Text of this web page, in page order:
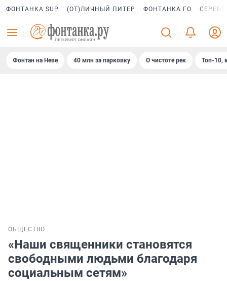
ФОНТАНКА SUP (ОТ)ЛИЧНЫЙ ПИТЕР ФОНТАНКА ГО
Фонтан на Неве 40 млн за парковку О чистоте рек Топ-10,
ОБЩЕСТВО
«Наши священники становятся
свободными людьми благодаря
социальным сетям»